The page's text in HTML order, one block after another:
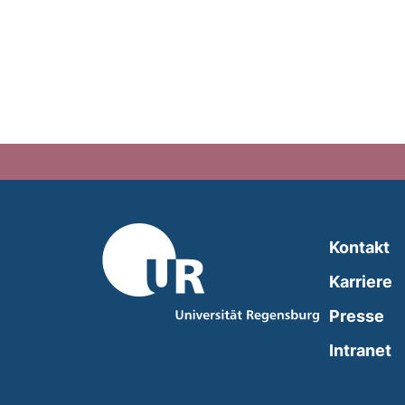
Kontakt
Karriere
Presse
Intranet